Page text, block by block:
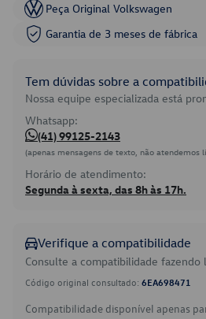
Peça Original Volkswagen
Garantia de 3 meses de fábrica
Tem dúvidas sobre a
Nossa equipe especializada está
Whatsapp:
(41) 99125-2143
(apenas mensagens de texto, não atendemos
Horário de atendimento:
Segunda à sexta, das 8h às 17h.
Verifique a compatibilidade
Consulte a compatibilidade fazendo
Código original consultado: 6EA698471
Compatibilidade disponível apenas